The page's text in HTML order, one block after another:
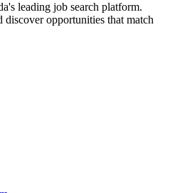
leading job search platform.
opportunities that match